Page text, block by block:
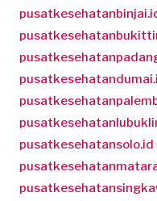
pusatkesehatansolo.id